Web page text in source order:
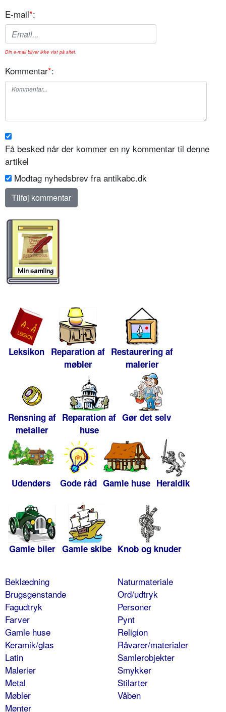
E-mail*:
Din e-mail bliver ikke vist på sitet.
Kommentar*:
Få besked når der kommer en ny kommentar til denne
artikel
Modtag nyhedsbrev fra antikabc.dk
Leksikon Reparation af
møbler
Restaurering af
malerier
Rensning af
metaller
Reparation af
huse
Gør det selv
Udendørs Gode råd Gamle huse Heraldik
Gamle biler Gamle skibe Knob og knuder
Beklædning
Brugsgenstande
Fagudtryk
Farver
Gamle huse
Keramik/glas
Latin
Malerier
Metal
Møbler
Mønter
Naturmateriale
Ord/udtryk
Personer
Pynt
Religion
Råvarer/materialer
Samlerobjekter
Smykker
Stilarter
Våben